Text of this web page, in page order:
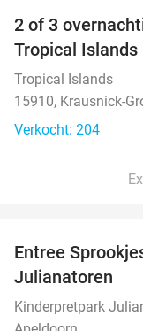
2 of 3
Tropical Islands
Tropical Islands
15910, Krausnick-
Verkocht: 204
Entree
Julianatoren
Kinderpretpark